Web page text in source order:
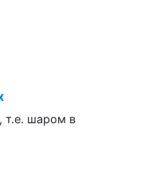
т.е. шаром в